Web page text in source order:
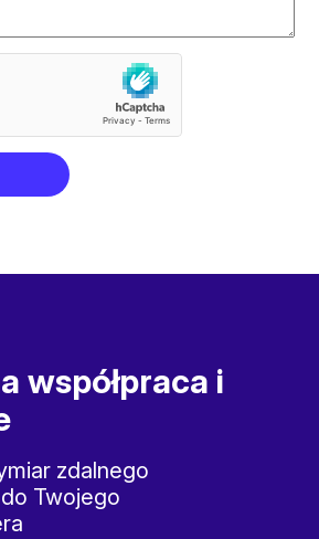
współpraca i
zdalnego
Twojego